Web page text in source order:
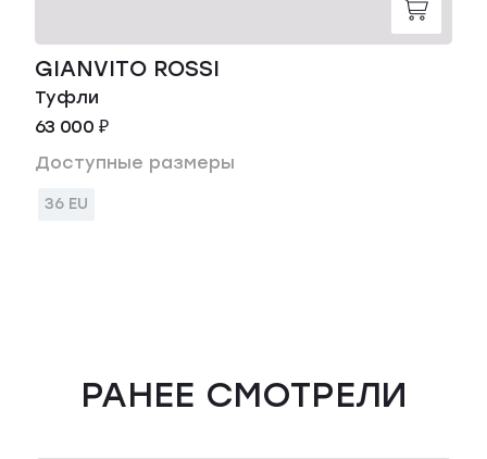
GIANVITO ROSSI
Туфли
63 000 ₽
Доступные размеры
36 EU
РАНЕЕ СМОТРЕЛИ